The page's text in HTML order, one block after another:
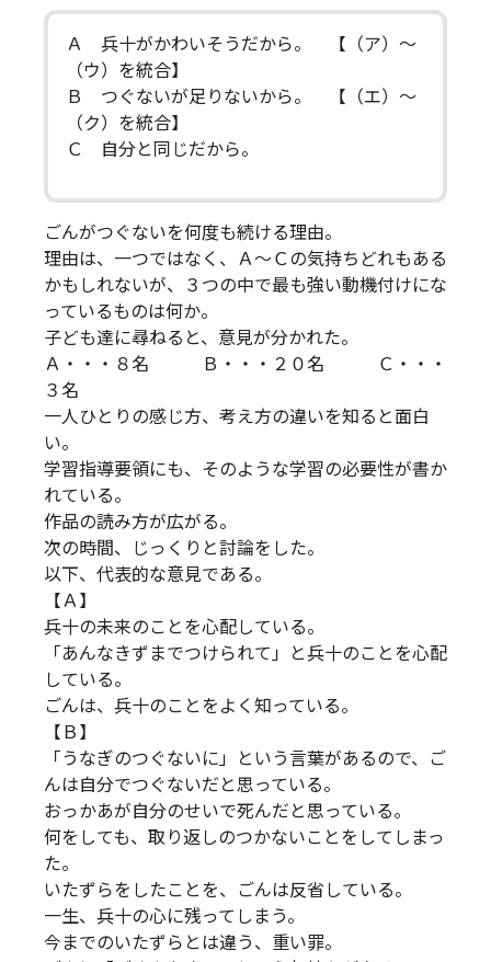
Ａ 兵十がかわいそうだから。 【（ア）～
（ウ）を統合】
Ｂ つぐないが足りないから。 【（エ）～
（ク）を統合】
Ｃ 自分と同じだから。
ごんがつぐないを何度も続ける理由。
理由は、一つではなく、Ａ～Ｃの気持ちどれもある
かもしれないが、３つの中で最も強い動機付けにな
っているものは何か。
子ども達に尋ねると、意見が分かれた。
Ａ・・・８名 Ｂ・・・２０名 Ｃ・・・
３名
一人ひとりの感じ方、考え方の違いを知ると面白
い。
学習指導要領にも、そのような学習の必要性が書か
れている。
作品の読み方が広がる。
次の時間、じっくりと討論をした。
以下、代表的な意見である。
【Ａ】
兵十の未来のことを心配している。
「あんなきずまでつけられて」と兵十のことを心配
している。
ごんは、兵十のことをよく知っている。
【Ｂ】
「うなぎのつぐないに」という言葉があるので、ご
んは自分でつぐないだと思っている。
おっかあが自分のせいで死んだと思っている。
何をしても、取り返しのつかないことをしてしまっ
た。
いたずらをしたことを、ごんは反省している。
一生、兵十の心に残ってしまう。
今までのいたずらとは違う、重い罪。